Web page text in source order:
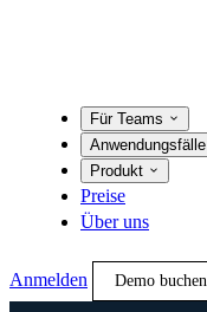
Für Teams
Anwendungsfälle
Produkt
Preise
Über uns
Anmelden Demo buchen